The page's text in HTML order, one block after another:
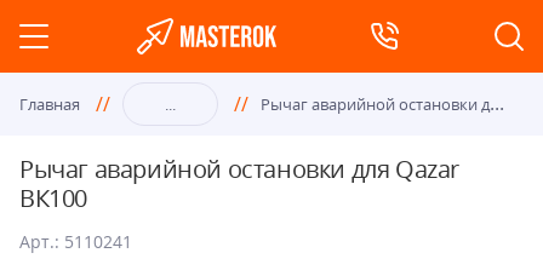
Главная ... Рыч
аг аварийной остановки для Qazar ВК100
Рычаг аварийной остановки для Qazar
ВК100
Арт.: 5110241